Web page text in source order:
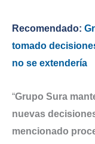
Recomendado:
tomado
no se extendería
“Grupo Sura
nuevas
mencionado